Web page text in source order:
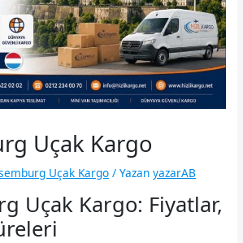
Uçak Kargo
Uçak Kargo / Yazan yazarAB
Uçak Kargo: Fiyatlar,